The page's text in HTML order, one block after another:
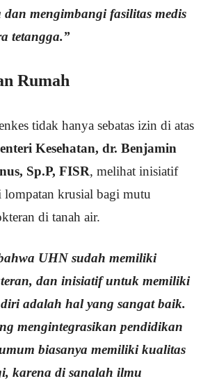
mengimbangi fasilitas medis
tetangga.”
Rumah
tidak hanya sebatas izin di atas
Kesehatan, dr. Benjamin
Sp.P, FISR, melihat inisiatif
krusial bagi mutu
di tanah air.
UHN sudah memiliki
dan inisiatif untuk memiliki
adalah hal yang sangat baik.
mengintegrasikan pendidikan
biasanya memiliki kualitas
karena di sanalah ilmu